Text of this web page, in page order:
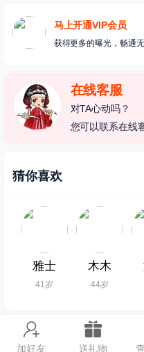
马上开通VIP会员
获得更多的曝光，畅通
在线客服
对TA心动吗？
您可以联系在线
猜你喜欢
雅士
41岁
木木
44岁
加好友 送礼物